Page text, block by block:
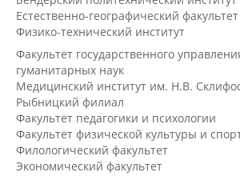
Естественно-географический факультет
Физико-технический институт
Факультет государственного
гуманитарных наук
Медицинский институт им. Н.В.
Рыбницкий филиал
Факультет педагогики и психологии
Факультет физической культуры и
Филологический факультет
Экономический факультет